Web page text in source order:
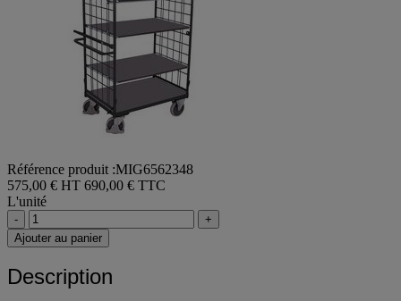
Référence produit :MIG6562348
575,00 € HT 690,00 € TTC
L'unité
-
+
Ajouter au panier
Description